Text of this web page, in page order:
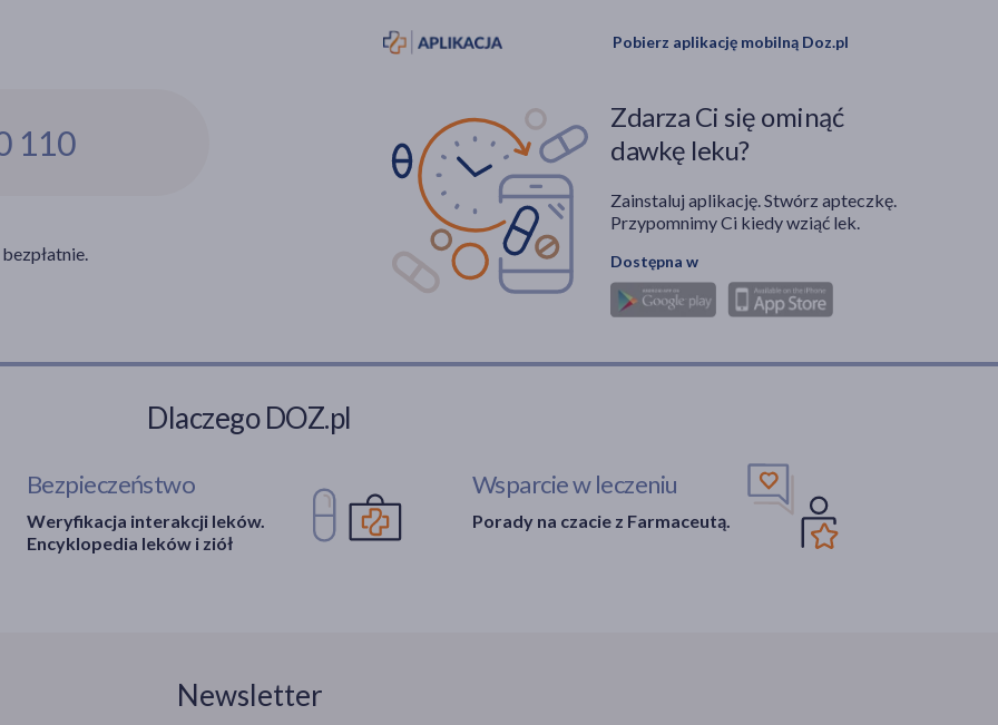
110
Pobierz aplikację mobilną Doz.pl
Zdarza Ci się ominąć
dawkę leku?
Zainstaluj aplikację. Stwórz apteczkę.
Przypomnimy Ci kiedy wziąć lek.
Dostępna w
Dlaczego DOZ.pl
Bezpieczeństwo
Weryfikacja interakcji leków.
Encyklopedia leków i ziół
Wsparcie w leczeniu
Porady na czacie z Farmaceutą.
Newsletter